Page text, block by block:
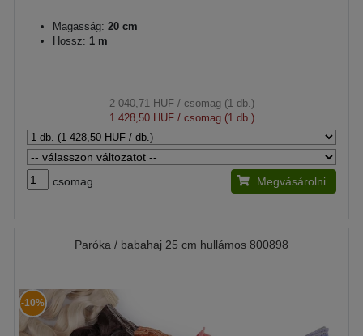
Magasság: 20 cm
Hossz: 1 m
2 040,71 HUF/ csomag (1 db.)
1 428,50 HUF/ csomag (1 db.)
csomag Megvásárolni
Paróka / babahaj 25 cm hullámos 800898
-10%